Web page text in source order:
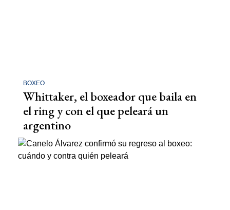
BOXEO
Whittaker, el boxeador que baila en
el ring y con el que peleará un
argentino